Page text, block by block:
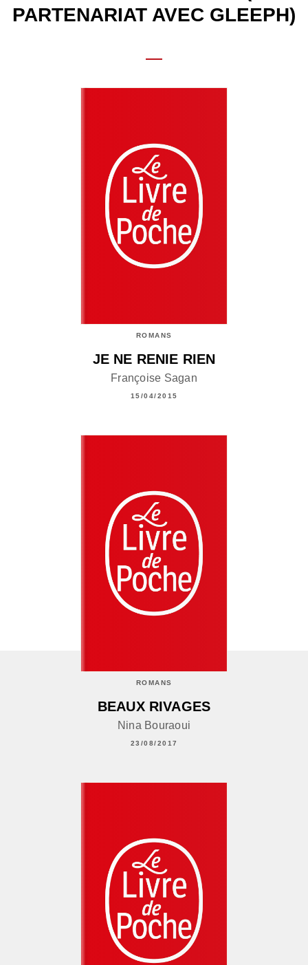
PARTENARIAT AVEC GLEEPH)
ROMANS
JE NE RENIE RIEN
Françoise Sagan
15/04/2015
ROMANS
BEAUX RIVAGES
Nina Bouraoui
23/08/2017